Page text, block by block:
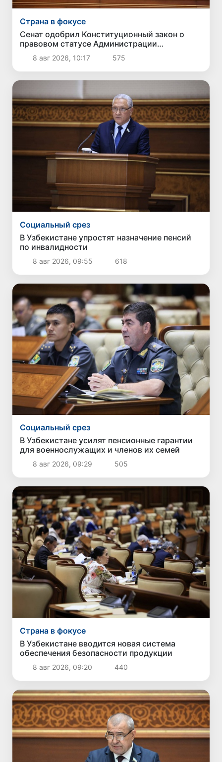
Страна в фокусе
Сенат одобрил Конституционный закон о
правовом статусе Администрации
Президента Республики Узбекистан
8 авг 2026, 10:17 575
Социальный срез
В Узбекистане упростят назначение пенсий
по инвалидности
8 авг 2026, 09:55 618
Социальный срез
В Узбекистане усилят пенсионные гарантии
для военнослужащих и членов их семей
8 авг 2026, 09:29 505
Страна в фокусе
В Узбекистане вводится новая система
обеспечения безопасности продукции
8 авг 2026, 09:20 440